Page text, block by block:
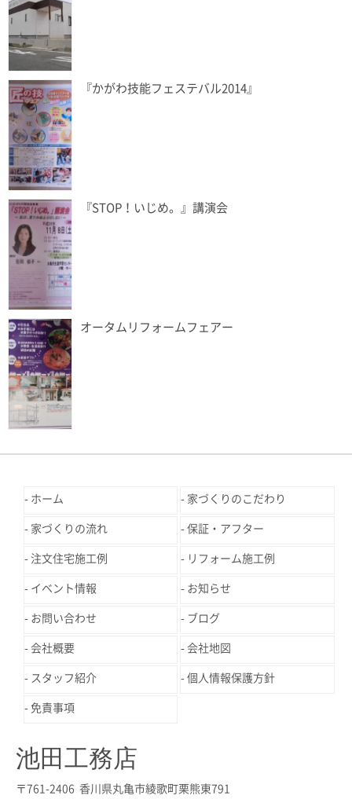
『かがわ技能フェステバル2014』
『STOP！いじめ。』講演会
オータムリフォームフェアー
ホーム 家づくりのこだわり
家づくりの流れ 保証・アフター
注文住宅施工例 リフォーム施工例
イベント情報 お知らせ
お問い合わせ ブログ
会社概要 会社地図
スタッフ紹介 個人情報保護方針
免責事項
池田工務店
〒761-2406 香川県丸亀市綾歌町栗熊東791